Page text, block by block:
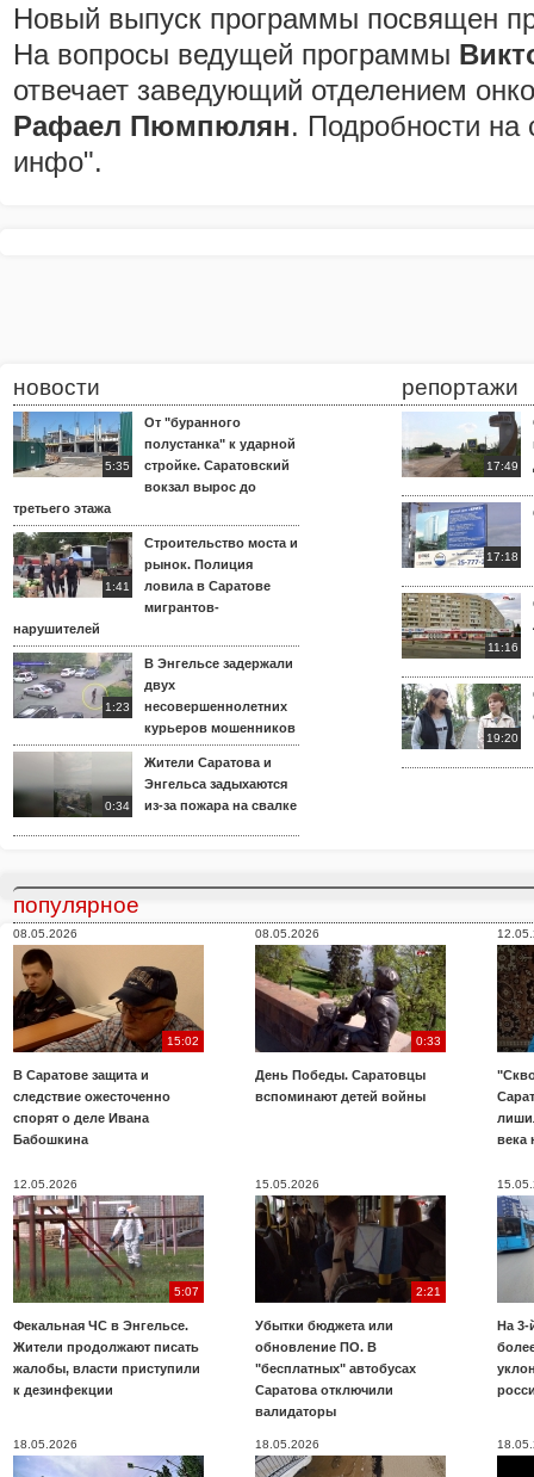
Новый выпуск программы посвящен
На вопросы ведущей программы
отвечает заведующий отделением
Рафаел Пюмпюлян. Подробности на
инфо".
новости
5:35
От "буранного
полустанка" к ударной
стройке. Саратовский
вокзал вырос до
третьего этажа
1:41
Строительство моста и
рынок. Полиция
ловила в Саратове
мигрантов-
нарушителей
1:23
В Энгельсе задержали
двух
несовершеннолетних
курьеров мошенников
0:34
Жители Саратова и
Энгельса задыхаются
из-за пожара на свалке
репортажи
17:49
17:18
11:16
19:20
популярное
08.05.2026
15:02
В Саратове защита и
следствие ожесточенно
спорят о деле Ивана
Бабошкина
08.05.2026
0:33
День Победы. Саратовцы
вспоминают детей войны
века
12.05.2026
5:07
Фекальная ЧС в Энгельсе.
Жители продолжают писать
жалобы, власти приступили
к дезинфекции
15.05.2026
2:21
Убытки бюджета или
обновление ПО. В
"бесплатных" автобусах
Саратова отключили
валидаторы
На 3-
18.05.2026 18.05.2026